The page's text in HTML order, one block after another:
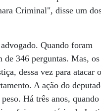
Criminal", disse um
Quando foram
de 346 perguntas. Mas, os
dessa vez para atacar
A ação do
Há três anos, quando